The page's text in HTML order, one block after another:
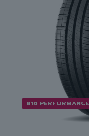
ยาง PERFORMANCE